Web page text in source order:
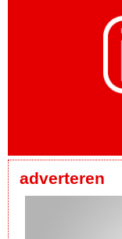
adverteren